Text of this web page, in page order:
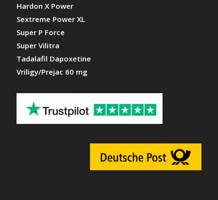
Hardon X Power
Sextreme Power XL
Super P Force
Super Vilitra
Tadalafil Dapoxetine
Vriligy/Prejac 60 mg